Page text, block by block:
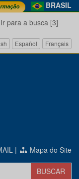
BRASIL
Ir para a busca [3]
Español Français
| Mapa do Site